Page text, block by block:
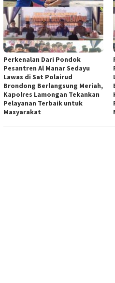
Perkenalan Dari Pondok
Pesantren Al Manar Sedayu
Lawas di Sat Polairud
Brondong Berlangsung Meriah,
Kapolres Lamongan Tekankan
Pelayanan Terbaik untuk
Masyarakat